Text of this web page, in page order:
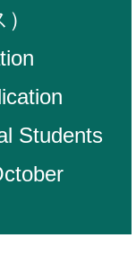
Students